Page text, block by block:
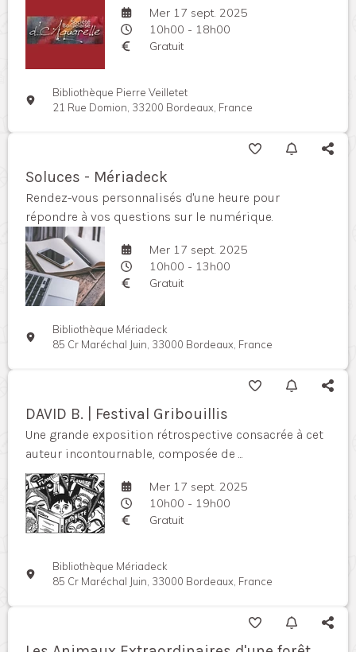
Mer 17 sept. 2025
10h00 - 18h00
Gratuit
Bibliothèque Pierre Veilletet
21 Rue Domion, 33200 Bordeaux, France
Soluces - Mériadeck
Rendez-vous personnalisés d'une heure pour
répondre à vos questions sur le numérique.
Mer 17 sept. 2025
10h00 - 13h00
Gratuit
Bibliothèque Mériadeck
85 Cr Maréchal Juin, 33000 Bordeaux, France
DAVID B. | Festival Gribouillis
Une grande exposition rétrospective consacrée à cet
auteur incontournable, composée de ...
Mer 17 sept. 2025
10h00 - 19h00
Gratuit
Bibliothèque Mériadeck
85 Cr Maréchal Juin, 33000 Bordeaux, France